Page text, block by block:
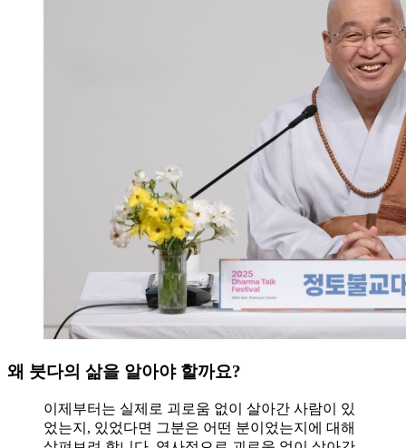
왜 붓다의 삶을 알아야 할까요?
이제부터는 실제로 괴로움 없이 살아간 사람이 있
었는지, 있었다면 그분은 어떤 분이었는지에 대해